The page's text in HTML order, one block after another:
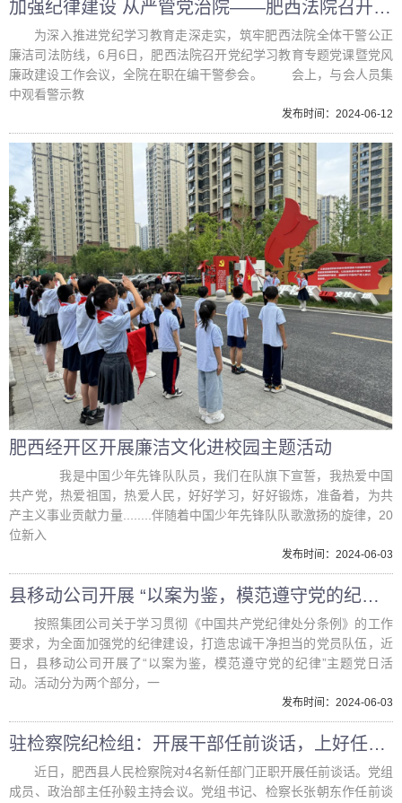
加强纪律建设 从严管党治院——肥西法院召开党纪学习教育专题党课暨党风廉政建设工作会议
为深入推进党纪学习教育走深走实，筑牢肥西法院全体干警公正
廉洁司法防线，6月6日，肥西法院召开党纪学习教育专题党课暨党风
廉政建设工作会议，全院在职在编干警参会。 会上，与会人员集
中观看警示教
发布时间：2024-06-12
肥西经开区开展廉洁文化进校园主题活动
我是中国少年先锋队队员，我们在队旗下宣誓，我热爱中国
共产党，热爱祖国，热爱人民，好好学习，好好锻炼，准备着，为共
产主义事业贡献力量........伴随着中国少年先锋队队歌激扬的旋律，20
位新入
发布时间：2024-06-03
县移动公司开展 “以案为鉴，模范遵守党的纪律”主题党日活动
按照集团公司关于学习贯彻《中国共产党纪律处分条例》的工作
要求，为全面加强党的纪律建设，打造忠诚干净担当的党员队伍，近
日，县移动公司开展了“以案为鉴，模范遵守党的纪律”主题党日活
动。活动分为两个部分，一
发布时间：2024-06-03
驻检察院纪检组：开展干部任前谈话，上好任前“第一课”
近日，肥西县人民检察院对4名新任部门正职开展任前谈话。党组
成员、政治部主任孙毅主持会议。党组书记、检察长张朝东作任前谈